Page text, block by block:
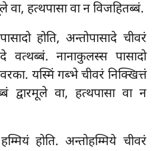
वा, हत्थपासा वा न विजहितब्बं.
होति, अन्तोपासादे चीवरं
वत्थब्बं. नानाकुलस्स पासादो
यस्मिं गब्भे चीवरं निक्खित्तं
द्वारमूले वा, हत्थपासा वा न
होति. अन्तोहम्मिये चीवरं